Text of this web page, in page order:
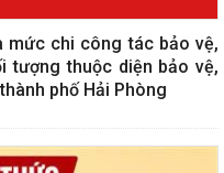
mức chi công tác bảo vệ,
tượng thuộc diện bảo vệ,
phố Hải Phòng